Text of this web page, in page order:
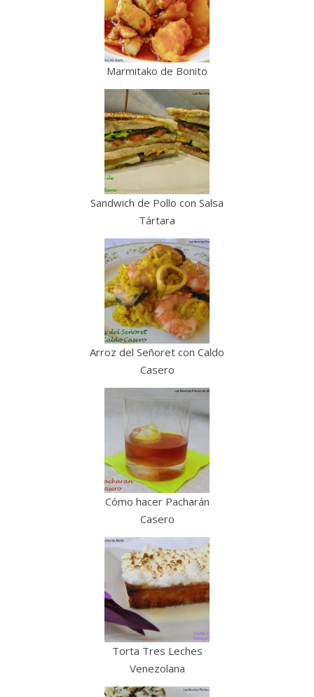
Marmitako de Bonito
Sandwich de Pollo con Salsa
Tártara
Arroz del Señoret con Caldo
Casero
Cómo hacer Pacharán
Casero
Torta Tres Leches
Venezolana